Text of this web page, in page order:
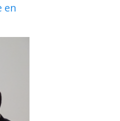
en